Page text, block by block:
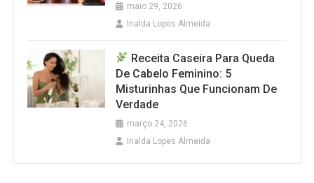
maio 29, 2026
Inalda Lopes Almeida
Receita Caseira Para Queda
De Cabelo Feminino: 5
Misturinhas Que Funcionam De
Verdade
março 24, 2026
Inalda Lopes Almeida